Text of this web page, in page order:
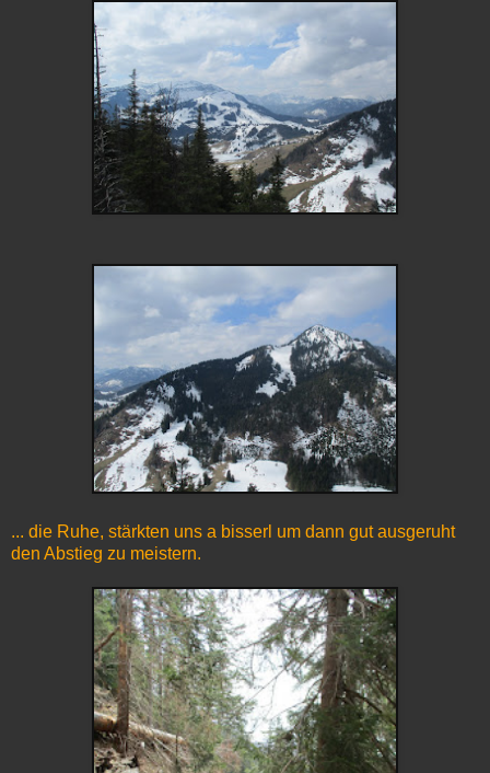
... die Ruhe, stärkten uns a bisserl um dann gut ausgeruht
den Abstieg zu meistern.